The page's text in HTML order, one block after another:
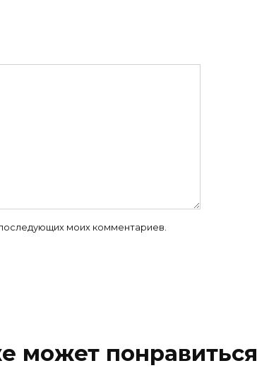
моих комментариев.
может понравиться